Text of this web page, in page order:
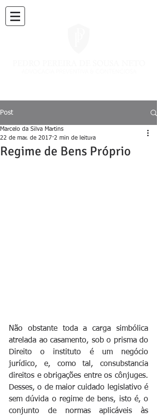
Post
Regime de Bens Próprio
Marcelo da Silva Martins
22 de mar. de 2017 2 min de leitura
Não obstante toda a carga simbólica
atrelada ao casamento, sob o prisma do
Direito o instituto é um negócio
jurídico, e, como tal, consubstancia
direitos e obrigações entre os cônjuges.
Desses, o de maior cuidado legislativo é
sem dúvida o regime de bens, isto é, o
conjunto de normas aplicáveis às